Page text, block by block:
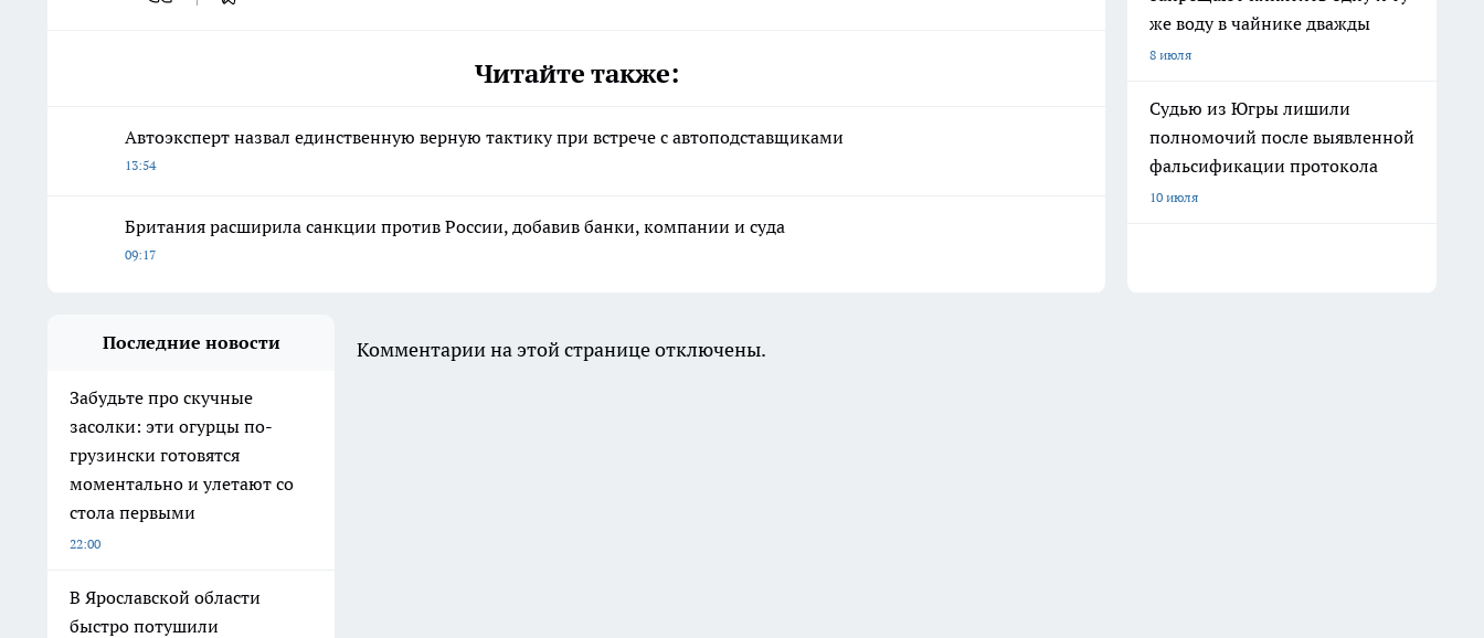
Читайте также:
Автоэксперт назвал единственную верную тактику при встрече с автоподставщиками
13:54
Британия расширила санкции против России, добавив банки, компании и суда
09:17
же воду в чайнике дважды
8 июля
Судью из Югры лишили
полномочий после выявленной
фальсификации протокола
10 июля
Последние новости
Забудьте про скучные
засолки: эти огурцы по-
грузински готовятся
моментально и улетают со
стола первыми
22:00
В Ярославской области
быстро потушили
Комментарии на этой странице отключены.